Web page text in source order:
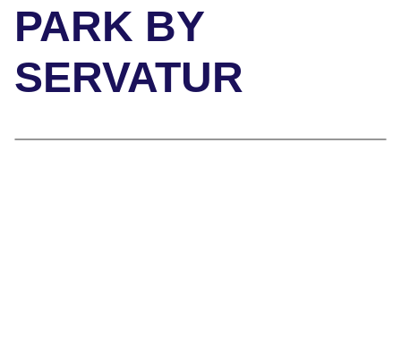
PARK BY
SERVATUR